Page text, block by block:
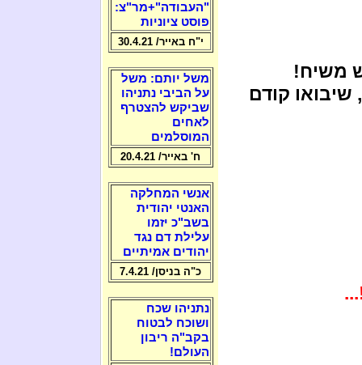
משיח!
, שיבואו קודם
"העבודה"+מר"צ:
פוסט ציוניות
י"ח באייר/ 30.4.21
משל יותם: משל
על הביבי נתניהו
שביקש להצטרף
לאחים
המוסלמים
ח' באייר/ 20.4.21
אנשי המחלקה
האנטי יהודית
בשב"כ יזמו
עלילת דם נגד
יהודים אמיתיים
כ"ה בניסן/ 7.4.21
נתניהו שכח
ושוכח לבטוח
בקב"ה ריבון
העולם!